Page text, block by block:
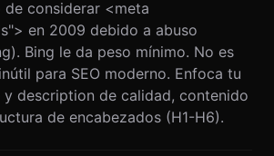
de considerar <meta
en 2009 debido a abuso
Bing le da peso mínimo. No es
para SEO moderno. Enfoca tu
description de calidad, contenido
de encabezados (H1-H6).